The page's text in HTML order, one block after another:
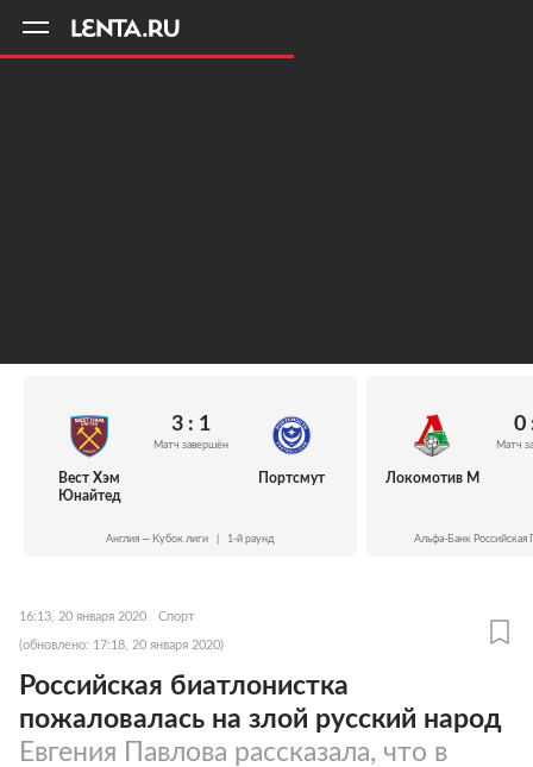
Вест Хэм
Юнайтед
3 : 1
Матч завершён
Портсмут
Англия — Кубок лиги 1-й раунд
Локомотив М
0
Матч
Альфа-Банк Российская
16:13, 20 января 2020 Спорт
(обновлено: 17:18, 20 января 2020)
Российская биатлонистка
пожаловалась на злой русский народ
Евгения Павлова рассказала, что в